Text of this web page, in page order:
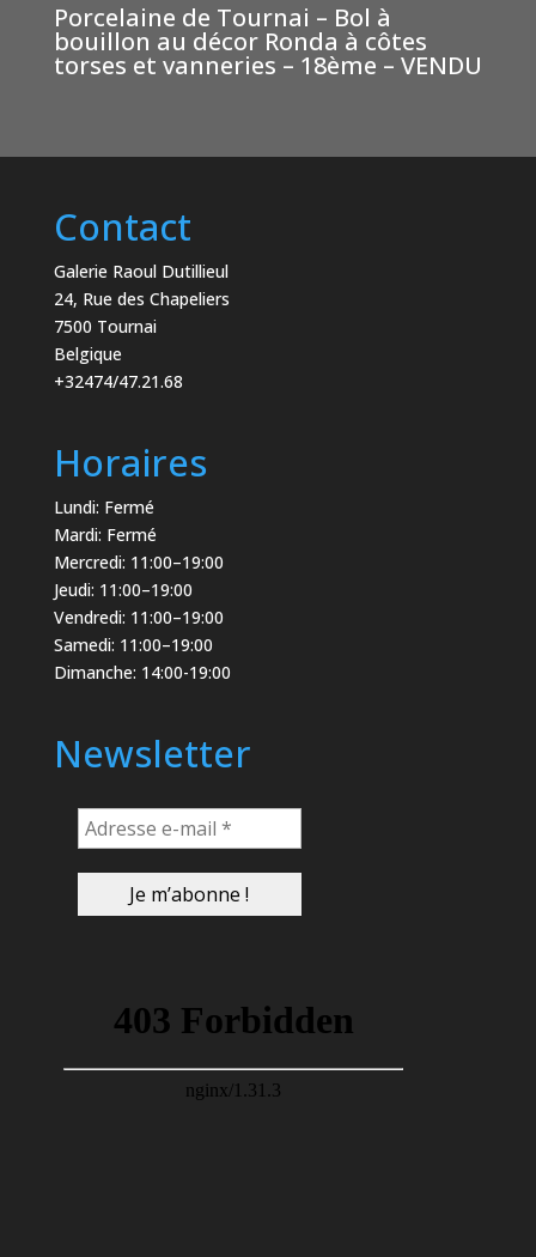
Porcelaine de Tournai – Bol à
bouillon au décor Ronda à côtes
torses et vanneries – 18ème – VENDU
Contact
Galerie Raoul Dutillieul
24, Rue des Chapeliers
7500 Tournai
Belgique
+32474/47.21.68
Horaires
Lundi: Fermé
Mardi: Fermé
Mercredi: 11:00–19:00
Jeudi: 11:00–19:00
Vendredi: 11:00–19:00
Samedi: 11:00–19:00
Dimanche: 14:00-19:00
Newsletter